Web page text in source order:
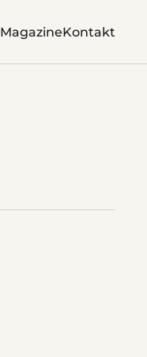
MagazineKontakt